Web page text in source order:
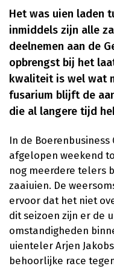
Het was uien laden
inmiddels zijn alle
deelnemen aan de
opbrengst bij het
kwaliteit is wel wat
fusarium blijft de
die al langere tijd
In de
afgelopen weekend
nog meerdere telers
zaaiuien. De
ervoor dat het niet
dit seizoen zijn er de
omstandigheden
uienteler Arjen
behoorlijke race